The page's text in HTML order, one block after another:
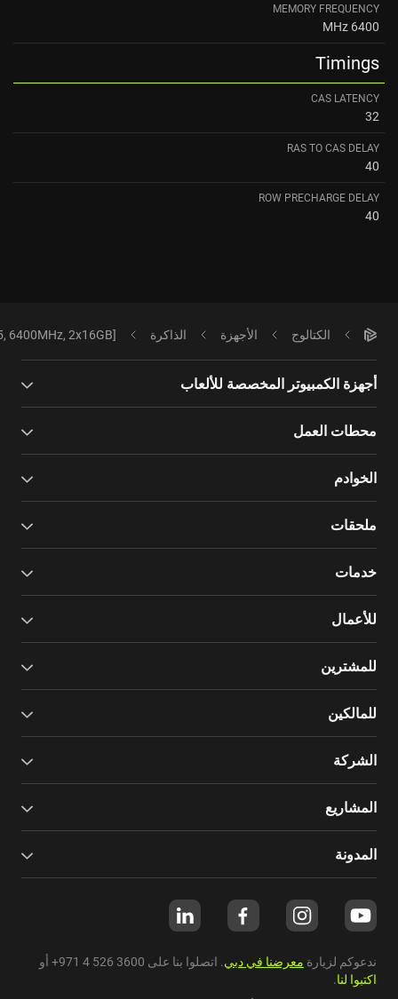
MEMORY FREQUENCY
6400 MHz
Timings
CAS LATENCY
32
RAS TO CAS DELAY
40
ROW PRECHARGE DELAY
40
الكتالوج الأجهزة الذاكرة 6400MHz, 2x16GB]
أجهزة الكمبيوتر المخصصة للألعاب
محطات العمل
الخوادم
ملحقات
خدمات
للأعمال
للمشترين
للمالكين
الشركة
المشاريع
المدونة
ندعوكم لزيارة معرضنا في دبي. اتصلوا بنا على +971 4 526 3600 أو
اكتبوا لنا.